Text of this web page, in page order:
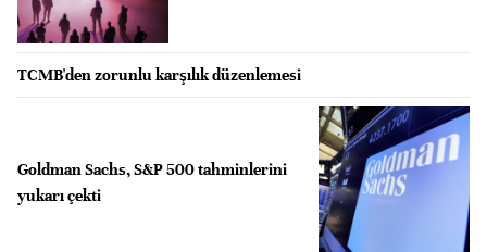
TCMB'den zorunlu karşılık düzenlemesi
Goldman Sachs, S&P 500 tahminlerini
yukarı çekti